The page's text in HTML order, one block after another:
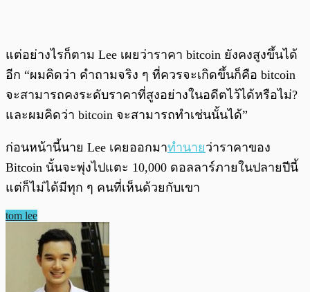
แต่อย่างไรก็ตาม Lee เผยว่าราคา bitcoin ยังคงสูงขึ้นได้
อีก “ผมคิดว่า คำถามจริง ๆ ที่ควรจะเกิดขึ้นก็คือ bitcoin
จะสามารถคงระดับราคาที่สูงอย่างในอดีตไว้ได้หรือไม่?
และผมคิดว่า bitcoin จะสามารถทำเช่นนั้นได้”
ก่อนหน้านี้นาย Lee เคยออกมาทำนายว่าราคาของ
Bitcoin นั้นจะพุ่งไปแตะ 10,000 ดอลลาร์ภายในปลายปีนี้
แต่ก็ไม่ได้มีทุก ๆ คนที่เห็นด้วยกับเขา
tom lee